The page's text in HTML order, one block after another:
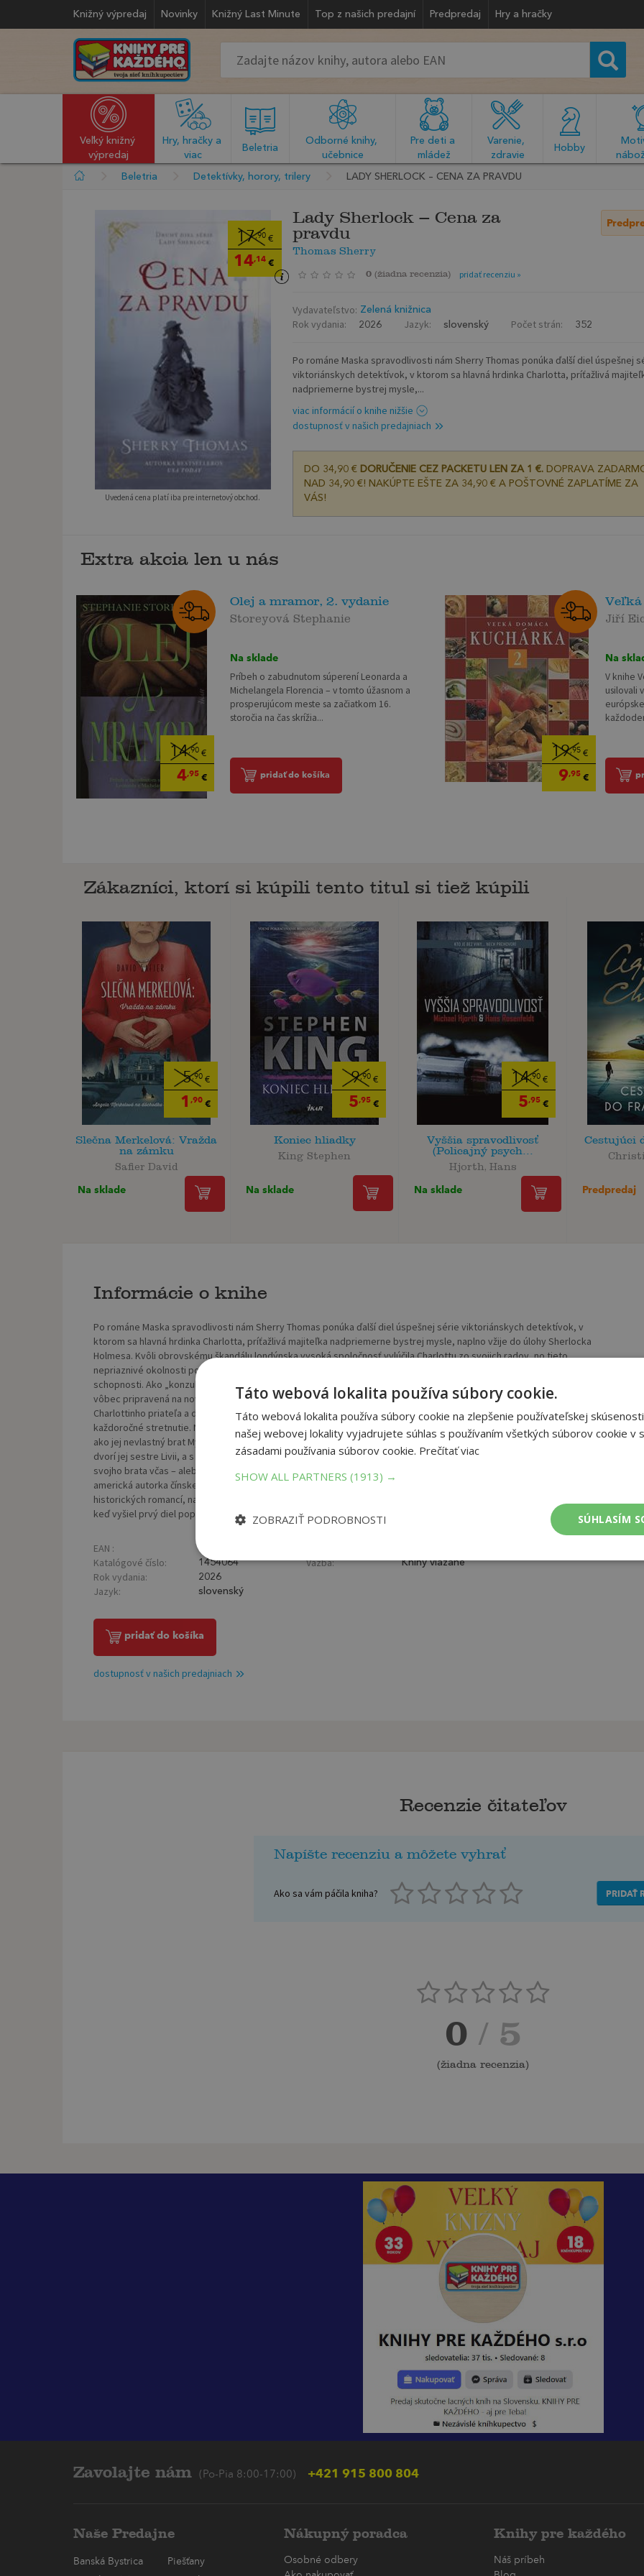
Knižný výpredaj Novinky Knižný Last Minute Top z našich predajní Predpredaj Hry a hračky
Veľký knižný
výpredaj
Hry, hračky a
viac
Beletria
Odborné knihy,
učebnice
Pre deti a
mládež
Varenie,
zdravie
Hobby
Beletria Detektívky, horory, trilery LADY SHERLOCK – CENA ZA PRAVDU
17,90 €
14,14 €
Uvedená cena platí iba pre internetový obchod.
Lady Sherlock – Cena za
pravdu
Thomas Sherry
0 (žiadna recenzia) pridať recenziu »
Vydavateľstvo: Zelená knižnica
Rok vydania: 2026 Jazyk: slovenský Počet strán: 352
Po románe Maska spravodlivosti nám Sherry Thomas ponúka ďalší diel úspešnej
viktoriánskych detektívok, v ktorom sa hlavná hrdinka Charlotta, príťažlivá
nadpriemerne bystrej mysle,...
viac informácií o knihe nižšie
dostupnosť v našich predajniach
DO 34,90 € DORUČENIE CEZ PACKETU LEN ZA 1 €.DOPRAVA
NAD 34,90 €! NAKÚPTE EŠTE ZA 34,90 € A POŠTOVNÉ ZAPLATÍME ZA
VÁS!
Extra akcia len u nás
14,90€
4,95€
Olej a mramor, 2. vydanie
Storeyová Stephanie
Na sklade
Príbeh o zabudnutom súperení Leonarda a
Michelangela Florencia – v tomto úžasnom a
prosperujúcom meste sa začiatkom 16.
storočia na čas skrížia...
pridať do košíka
19,95€
9,95€
Veľká
Jiří
Na
V knihe
usilovali
Zákazníci, ktorí si kúpili tento titul si tiež kúpili
5,90€
1 ,90€
Slečna Merkelová: Vražda
na zámku
Safier David
Na sklade
9,90€
5,95€
Koniec hliadky
King Stephen
Na sklade
14,90€
5,95€
Vyššia spravodlivosť
(Policajný psych...
Hjorth, Hans
Na sklade
Cestujúci
Predpredaj
Informácie o knihe
Po románe Maska spravodlivosti nám Sherry Thomas ponúka ďalší diel úspešnej série viktoriánskych detektívok, v
ktorom sa hlavná hrdinka Charlotta, príťažlivá majiteľka nadpriemerne bystrej mysle, naplno vžije do úlohy Sherlocka
Holmesa. Kvôli obrovskému škandálu londýnska vysoká spoločnosť vylúčila Charlottu zo svojich radov, no tieto
nepriaznivé okolnosti poskytli nezávislej dievčine čas a slobodu, aby mohla využiť svoje mimoriadne dedukčné
schopnosti. Ako „konzultačný detektív Sherlock Holmes“ žne úspechy pri vyšetrovaní rôznych prípadov, ale nie je
vôbec pripravená na novú klientku, ktorá prichádza do kancelárie na Upper Baker Street. Lady Ingramová, manželka
Charlottinho priateľa a dobrodinca, chce, aby Sherlock Holmes našiel jej prvú lásku, muža, ktorý sa nedostavil na ich
každoročné stretnutie. Nový prípad je pre Charlottu ešte oveľa osobnejší, pretože nezvestným mužom nie je nikto iný
ako jej nevlastný brat Myron Finch. Medzitým zápasí s nečakanou ponukou na sobáš, so záhadným cudzincom, ktorý
dvorí jej sestre Livii, a s neidentifikovaným telom, čo sa objaví tam, kde by to najmenej čakala. Dokáže Charlotta nájsť
svojho brata včas – alebo aj on skončí ako bezmenná mŕtvola niekde v útrobách Londýna? Sherry Thomas je oceňovaná
americká autorka čínskeho pôvodu. Počas dlhoročnej spisovateľskej kariéry napísala množstvo kníh, väčšinou
historických romancí, na svojom konte má však aj diela žánru young adult fantasy a súčasnej romance. Od roku 2016,
keď vyšiel prvý diel populárnej série Lady Sherlock, sa s úspechom venuje aj žánru historickej detektívky.
EAN : 9788057507703
Katalógové číslo: 1454064
Rok vydania: 2026
Jazyk: slovenský
Väzba: Knihy viazané
pridať do košíka
dostupnosť v našich predajniach
Recenzie čitateľov
Napíšte recenziu a môžete vyhrať
Ako sa vám páčila kniha? PRIDAŤ
0 / 5
(žiadna recenzia)
Zavolajte nám (Po-Pia 8:00-17:00) +421 915 800 804
Naše Predajne
Banská Bystrica
Piešťany
Nákupný poradca
Osobné odbery
Knihy pre každého
Náš príbeh
Táto webová lokalita používa súbory cookie.
Táto webová lokalita používa súbory cookie na zlepšenie používateľskej
našej webovej lokality vyjadrujete súhlas s používaním všetkých súborov cookie v
zásadami používania súborov cookie. Prečítať viac
SHOW ALL PARTNERS (1913) →
SÚHLASÍM
ZOBRAZIŤ PODROBNOSTI